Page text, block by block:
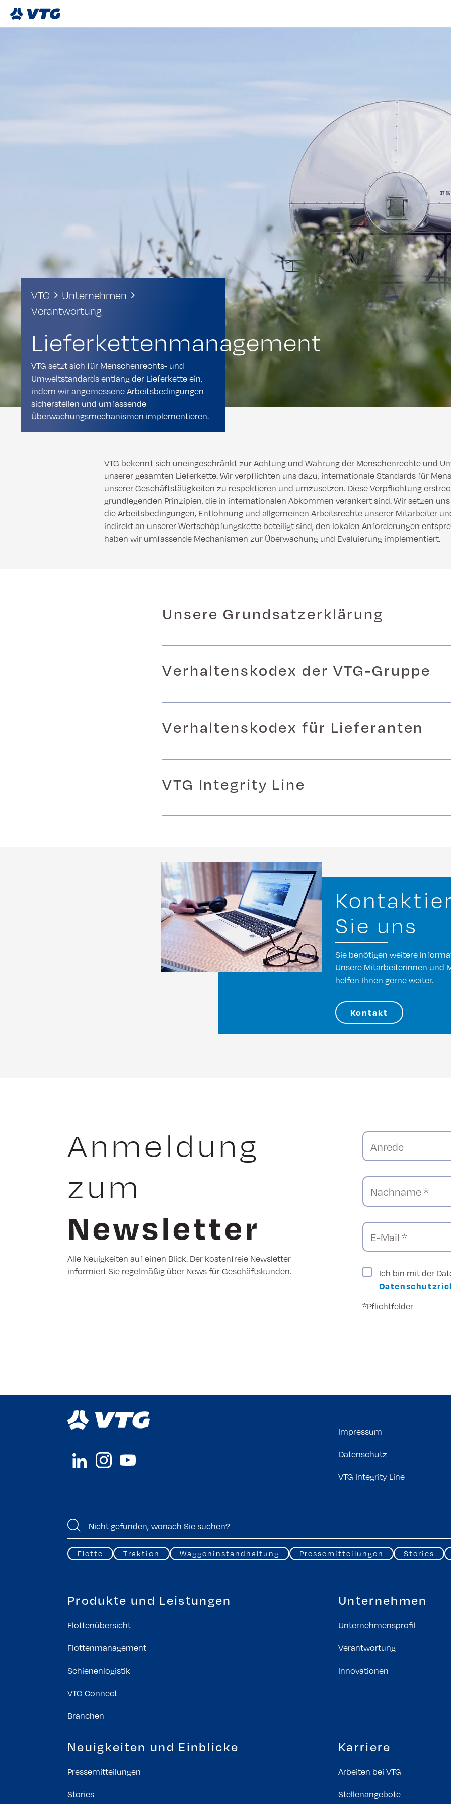
VTG
Unternehmen
Verantwortung
Lieferkettenmanagement
VTG setzt sich für Menschenrechts- und
Umweltstandards entlang der Lieferkette ein,
indem wir angemessene Arbeitsbedingungen
sicherstellen und umfassende
Überwachungsmechanismen implementieren.
VTG bekennt sich uneingeschränkt zur Achtung und Wahrung der Menschenrechte und
unserer gesamten Lieferkette. Wir verpflichten uns dazu, internationale Standards für
unserer Geschäftstätigkeiten zu respektieren und umzusetzen. Diese Verpflichtung
grundlegenden Prinzipien, die in internationalen Abkommen verankert sind. Wir setzen
die Arbeitsbedingungen, Entlohnung und allgemeinen Arbeitsrechte unserer Mitarbeiter
indirekt an unserer Wertschöpfungskette beteiligt sind, den lokalen Anforderungen
haben wir umfassende Mechanismen zur Überwachung und Evaluierung implementiert.
Unsere Grundsatzerklärung
Verhaltenskodex der VTG-Gruppe
Verhaltenskodex für Lieferanten
VTG Integrity Line
Sie uns
Sie benötigen weitere
Unsere Mitarbeiterinnen und
helfen Ihnen gerne weiter.
Kontakt
Anmeldung
zum
Newsletter
Alle Neuigkeiten auf einen Blick. Der kostenfreie Newsletter
informiert Sie regelmäßig über News für Geschäftskunden.
Anrede
Nachname *
E-Mail *
Ich bin mit der
*Pflichtfelder
Impressum
Datenschutz
VTG Integrity Line
Flotte Traktion Waggoninstandhaltung Pressemitteilungen Stories
Produkte und Leistungen
Flottenübersicht
Flottenmanagement
Schienenlogistik
VTG Connect
Branchen
Unternehmen
Unternehmensprofil
Verantwortung
Innovationen
Neuigkeiten und Einblicke
Pressemitteilungen
Stories
Karriere
Arbeiten bei VTG
Stellenangebote